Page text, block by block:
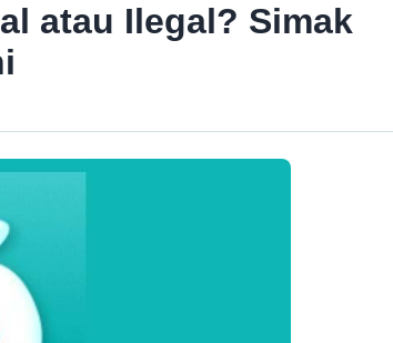
atau Ilegal? Simak